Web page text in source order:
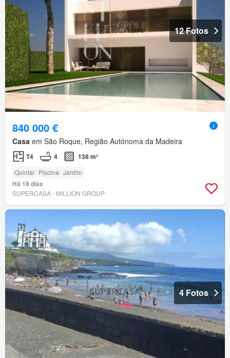
12 Fotos
840 000 €
Casa em São Roque, Região Autónoma da Madeira
T4 4 138 m²
Quintal Piscina Jardim
Há 18 dias
SUPERCASA - MILLION GROUP
4 Fotos